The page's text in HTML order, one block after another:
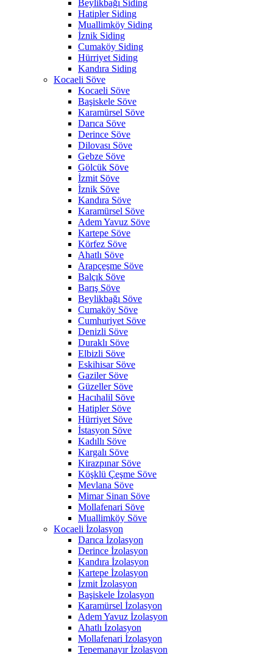
Beylikbağı Siding
Hatipler Siding
Muallimköy Siding
İznik Siding
Cumaköy Siding
Hürriyet Siding
Kandıra Siding
Kocaeli Söve
Kocaeli Söve
Başiskele Söve
Karamürsel Söve
Darıca Söve
Derince Söve
Dilovası Söve
Gebze Söve
Gölcük Söve
İzmit Söve
İznik Söve
Kandıra Söve
Karamürsel Söve
Adem Yavuz Söve
Kartepe Söve
Körfez Söve
Ahatlı Söve
Arapçeşme Söve
Balçık Söve
Barış Söve
Beylikbağı Söve
Cumaköy Söve
Cumhuriyet Söve
Denizli Söve
Duraklı Söve
Elbizli Söve
Eskihisar Söve
Gaziler Söve
Güzeller Söve
Hacıhalil Söve
Hatipler Söve
Hürriyet Söve
İstasyon Söve
Kadıllı Söve
Kargalı Söve
Kirazpınar Söve
Köşklü Çeşme Söve
Mevlana Söve
Mimar Sinan Söve
Mollafenari Söve
Muallimköy Söve
Kocaeli İzolasyon
Darıca İzolasyon
Derince İzolasyon
Kandıra İzolasyon
Kartepe İzolasyon
İzmit İzolasyon
Başiskele İzolasyon
Karamürsel İzolasyon
Adem Yavuz İzolasyon
Ahatlı İzolasyon
Mollafenari İzolasyon
Tepemanayır İzolasyon